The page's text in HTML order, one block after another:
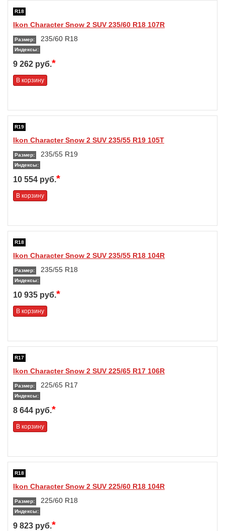
R18
Ikon Character Snow 2 SUV 235/60 R18 107R
Размер: 235/60 R18
Индексы:
9 262 руб.*
В корзину
R19
Ikon Character Snow 2 SUV 235/55 R19 105T
Размер: 235/55 R19
Индексы:
10 554 руб.*
В корзину
R18
Ikon Character Snow 2 SUV 235/55 R18 104R
Размер: 235/55 R18
Индексы:
10 935 руб.*
В корзину
R17
Ikon Character Snow 2 SUV 225/65 R17 106R
Размер: 225/65 R17
Индексы:
8 644 руб.*
В корзину
R18
Ikon Character Snow 2 SUV 225/60 R18 104R
Размер: 225/60 R18
Индексы:
9 823 руб.*